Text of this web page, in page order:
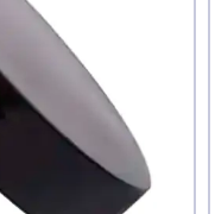
цей товар